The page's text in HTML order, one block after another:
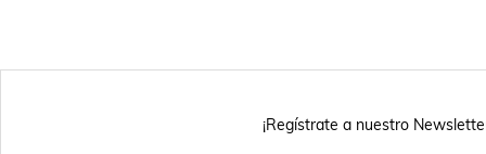
¡Regístrate a nuestro